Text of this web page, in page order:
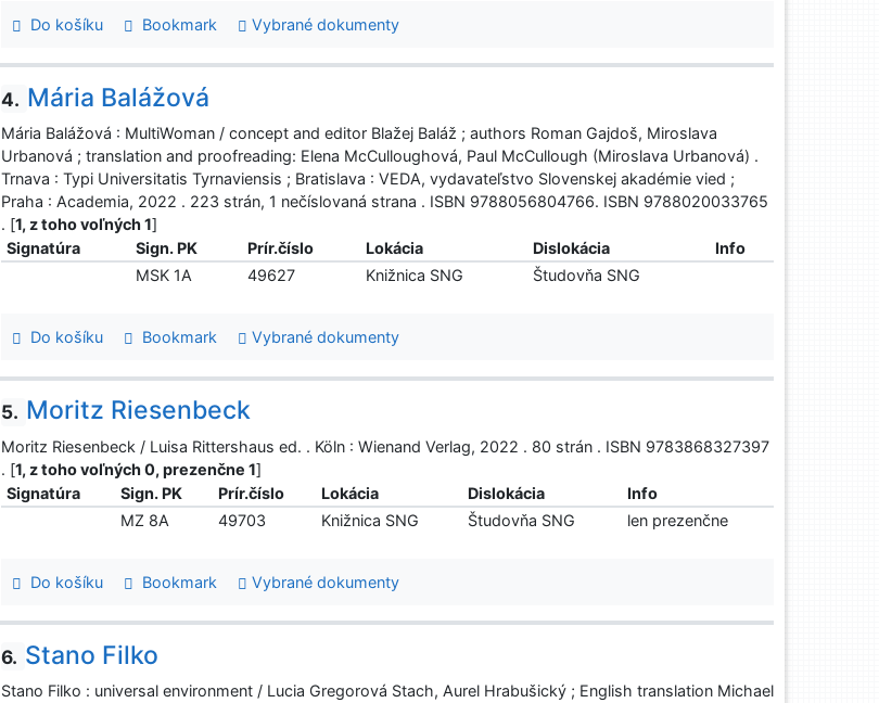
Do košíku Bookmark Vybrané dokumenty
4. Mária Balážová
Mária Balážová : MultiWoman / concept and editor Blažej Baláž ; authors Roman Gajdoš, Miroslava
Urbanová ; translation and proofreading: Elena McCulloughová, Paul McCullough (Miroslava Urbanová) .
Trnava : Typi Universitatis Tyrnaviensis ; Bratislava : VEDA, vydavateľstvo Slovenskej akadémie vied ;
Praha : Academia, 2022 . 223 strán, 1 nečíslovaná strana . ISBN 9788056804766. ISBN 9788020033765
. [1, z toho voľných 1]
Signatúra
Sign. PK Prír.číslo Lokácia Dislokácia
Info
MSK 1A
49627 Knižnica SNG Študovňa SNG
Do košíku Bookmark Vybrané dokumenty
5. Moritz Riesenbeck
Moritz Riesenbeck / Luisa Rittershaus ed. . Köln : Wienand Verlag, 2022 . 80 strán . ISBN 9783868327397
. [1, z toho voľných 0, prezenčne 1]
Signatúra
Sign. PK Prír.číslo Lokácia Dislokácia
Info
MZ 8A
49703 Knižnica SNG Študovňa SNG len prezenčne
Do košíku Bookmark Vybrané dokumenty
6. Stano Filko
Stano Filko : universal environment / Lucia Gregorová Stach, Aurel Hrabušický ; English translation Michael